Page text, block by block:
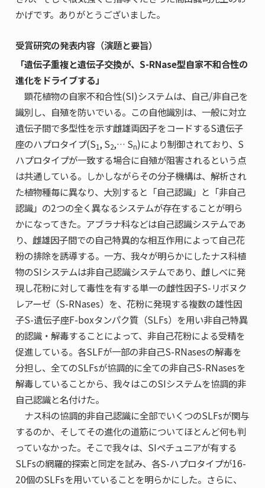
かげです。ありがとうございました。
受賞研究の発表内容（演題と要旨）
「遺伝子重複と遺伝子交換が、S-RNase型自家不和合性の
進化をドライブする」
顕花植物の自家不和合性(SI)システムは、自己/非自己を
識別し、自殖を防いでいる。この自他識別は、一般に対立
遺伝子間で多型性を示す雌雄両因子をコードするS遺伝子
座のハプロタイプ(S1, S2,… Sn)により制御されており、 S
ハプロタイプが一致する場合に自殖が阻害されるという点
は共通している。しかしながらその分子機構は、解析され
た植物種毎に異なり、大別すると「自己認識」と「非自己
認識」の2つの全く異なるシステムが存在することが明ら
かになってきた。アブラナ科などは自己認識システムであ
り、雌雄因子間での自己特異的な相互作用によって自己花
粉の排除を誘導する。一方、我々が明らかにしたナス科植
物のSIシステムは非自己認識システムであり、雌しべに発
現し花粉に対して毒性を有する単一の雌性因子S-リボヌク
レアーゼ（S-RNases）を、花粉に発現する複数の雄性因
子S-遺伝子座F-boxタンパク質（SLFs）を用い非自己特異
的認識・解毒することによって、非自己花粉による受精を
促進している。各SLFが一部の非自己S-RNasesの解毒を
分担し、全てのSLFsが協調的に全ての非自己S-RNasesを
解毒していることから、我々はこのSIシステムを協調的非
自己認識と名付けた。
ナス科の協調的非自己認識に全部でいくつのSLFsが関与
するのか、そしてその進化の道筋についてほとんど何も判
っていなかった。そこで我々は、SIペチュニアが有する
SLFsの網羅的探索と同定を試み、各S-ハプロタイプが16-
20個のSLFsを用いていることを明らかにした。さらに、